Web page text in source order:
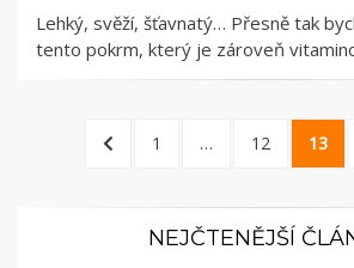
Lehký, svěží, šťavnatý… Přesně tak
tento pokrm, který je zároveň
Stránkování
PREVIOUS
PAGE
1 … PAGE
12 PAGE
13
NEJČTENĚJŠÍ